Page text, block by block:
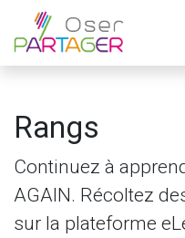
Se rendre au contenu
Rangs
Continuez à
AGAIN. Récoltez
sur la plateforme